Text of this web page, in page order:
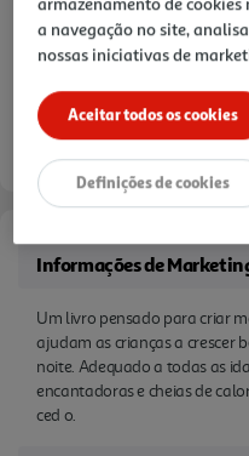
Informações de
Um livro pensado para criar
ajudam as crianças a crescer
noite. Adequado a todas as
encantadoras e cheias de
ced o.
a navegação no site,
nossas iniciativas de
Aceitar todos os cookies
Definições de cookies